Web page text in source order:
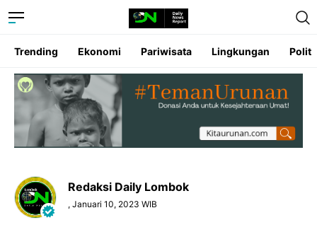
Trending Ekonomi Pariwisata Lingkungan
Redaksi Daily Lombok
, Januari 10, 2023 WIB